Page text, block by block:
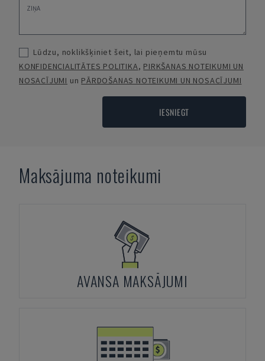
Lūdzu, noklikšķiniet šeit, lai pieņemtu mūsu
KONFIDENCIALITĀTES POLITIKA, PIRKŠANAS NOTEIKUMI UN
NOSACĪJUMI un PĀRDOŠANAS NOTEIKUMI UN NOSACĪJUMI
IESNIEGT
Maksājuma noteikumi
AVANSA MAKSĀJUMI